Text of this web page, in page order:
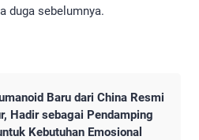
duga sebelumnya.
Baru dari China Resmi
Hadir sebagai Pendamping
Kebutuhan Emosional